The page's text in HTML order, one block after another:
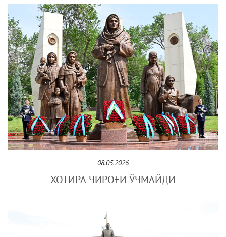
08.05.2026
ХОТИРА ЧИРОҒИ ЎЧМАЙДИ